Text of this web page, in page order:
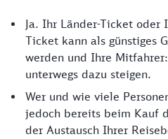
Ja. Ihr Länder-Ticket oder
Ticket kann als günstiges
werden und Ihre
unterwegs dazu steigen.
Wer und wie viele
jedoch bereits beim Kauf
der Austausch Ihrer